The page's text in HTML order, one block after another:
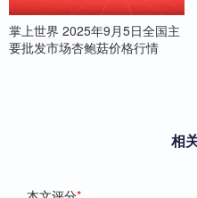
掌上世界 2025年9月5日全国主
要批发市场杏鲍菇价格行情
相